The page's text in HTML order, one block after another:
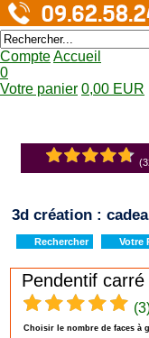
CompteAccueil
0
Votre panier 0,00 EUR
3d création :
Rechercher Votre
Pendentif
Choisir le nombre de faces à